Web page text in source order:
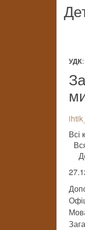
УДК
Всі